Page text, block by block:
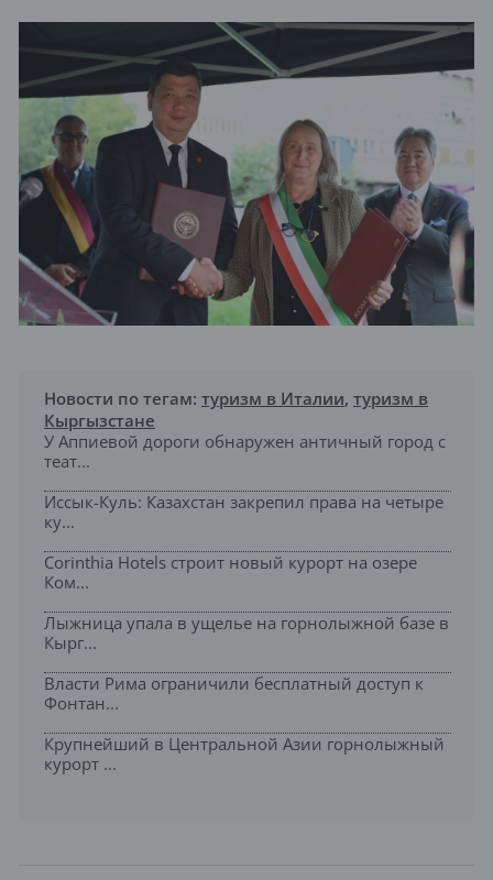
Новости по тегам: туризм в Италии, туризм в
Кыргызстане
У Аппиевой дороги обнаружен античный город с
теат...
Иссык-Куль: Казахстан закрепил права на четыре
ку...
Corinthia Hotels строит новый курорт на озере
Ком...
Лыжница упала в ущелье на горнолыжной базе в
Кырг...
Власти Рима ограничили бесплатный доступ к
Фонтан...
Крупнейший в Центральной Азии горнолыжный
курорт ...